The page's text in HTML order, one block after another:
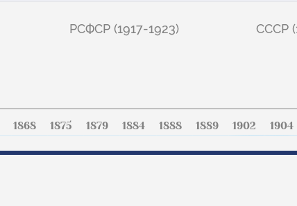
РСФСР (1917-1923) СССР
1868 1875 1879 1884 1888 1889 1902 1904